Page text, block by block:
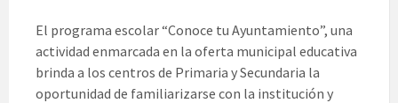
El programa escolar “Conoce tu Ayuntamiento”, una
actividad enmarcada en la oferta municipal educativa
brinda a los centros de Primaria y Secundaria la
oportunidad de familiarizarse con la institución y